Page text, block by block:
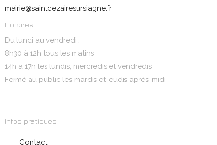
mairie@saintcezairesursiagne.fr
Horaires :
Du lundi au vendredi :
8h30 à 12h tous les matins
14h à 17h les lundis, mercredis et vendredis
Fermé au public les mardis et jeudis après-midi
Infos pratiques
Contact